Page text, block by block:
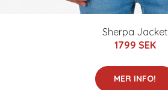
Sherpa Jacket
1799 SEK
MER INFO!